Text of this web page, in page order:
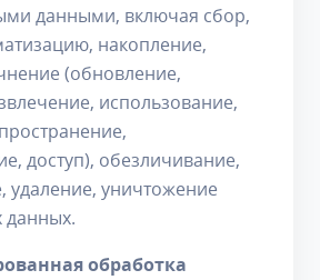
данными, включая сбор,
накопление,
(обновление,
использование,
доступ), обезличивание,
удаление, уничтожение
данных.
обработка